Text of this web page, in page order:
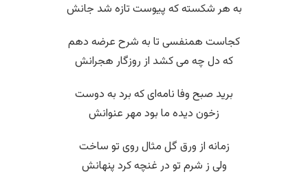
به هر شکسته که پیوست تازه شد جانش
کجاست همنفسی تا به شرح عرضه دهم
که دل چه می کشد از روزگار هجرانش
برید صبح وفا نامه‌ای که برد به دوست
زخون دیده ما بود مهر عنوانش
زمانه از ورق گل مثال روی تو ساخت
ولی ز شرم تو در غنچه کرد پنهانش